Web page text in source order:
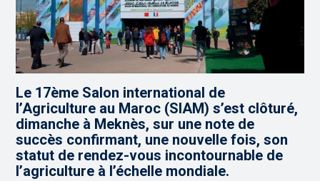
Le 17ème Salon international de
l’Agriculture au Maroc (SIAM) s’est clôturé,
dimanche à Meknès, sur une note de
succès confirmant, une nouvelle fois, son
statut de rendez-vous incontournable de
l’agriculture à l’échelle mondiale.